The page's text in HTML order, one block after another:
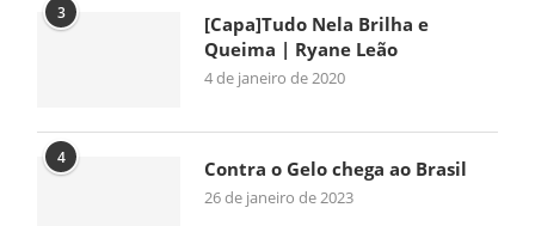
3
[Capa]Tudo Nela Brilha e
Queima | Ryane Leão
4 de janeiro de 2020
4 Contra o Gelo chega ao Brasil
26 de janeiro de 2023